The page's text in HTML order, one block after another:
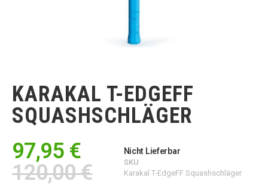
Bildgalerie
springen
KARAKAL T-EDGEFF
SQUASHSCHLÄGER
97,95 €
120,00 €
Nicht Lieferbar
SKU
Karakal T-EdgeFF Squashschläger